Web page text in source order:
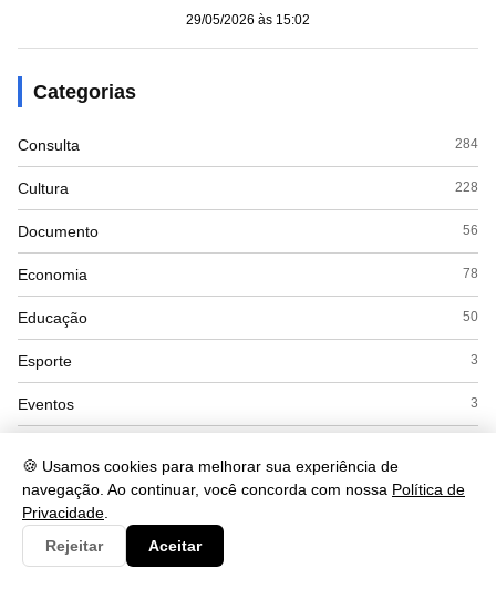
🍪 Usamos cookies para melhorar sua experiência de
navegação. Ao continuar, você concorda com nossa Política de
Privacidade
Rejeitar
Aceitar
29/05/2026 às 15:02
Categorias
Consulta 284
Cultura 228
Documento 56
Economia 78
Educação 50
Esporte 3
Eventos 3
Interpretacao 103
Saúde